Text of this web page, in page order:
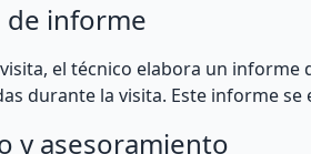
de informe
el técnico elabora un
durante la visita. Este informe
y asesoramiento